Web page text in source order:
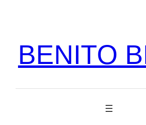
BENITO